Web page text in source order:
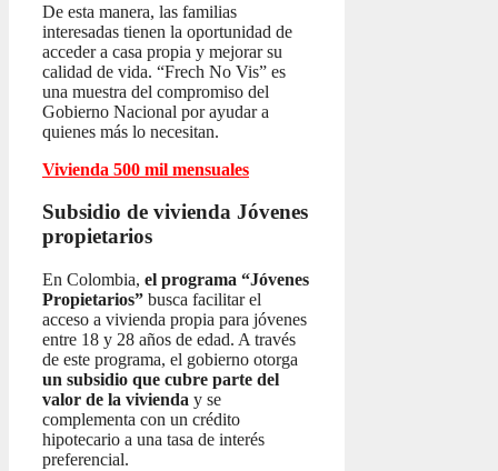
De esta manera, las familias
interesadas tienen la oportunidad de
acceder a casa propia y mejorar su
calidad de vida. “Frech No Vis” es
una muestra del compromiso del
Gobierno Nacional por ayudar a
quienes más lo necesitan.
Vivienda 500 mil mensuales
Subsidio de vivienda Jóvenes
propietarios
En Colombia, el programa “Jóvenes
Propietarios” busca facilitar el
acceso a vivienda propia para jóvenes
entre 18 y 28 años de edad. A través
de este programa, el gobierno otorga
un subsidio que cubre parte del
valor de la vivienda y se
complementa con un crédito
hipotecario a una tasa de interés
preferencial.